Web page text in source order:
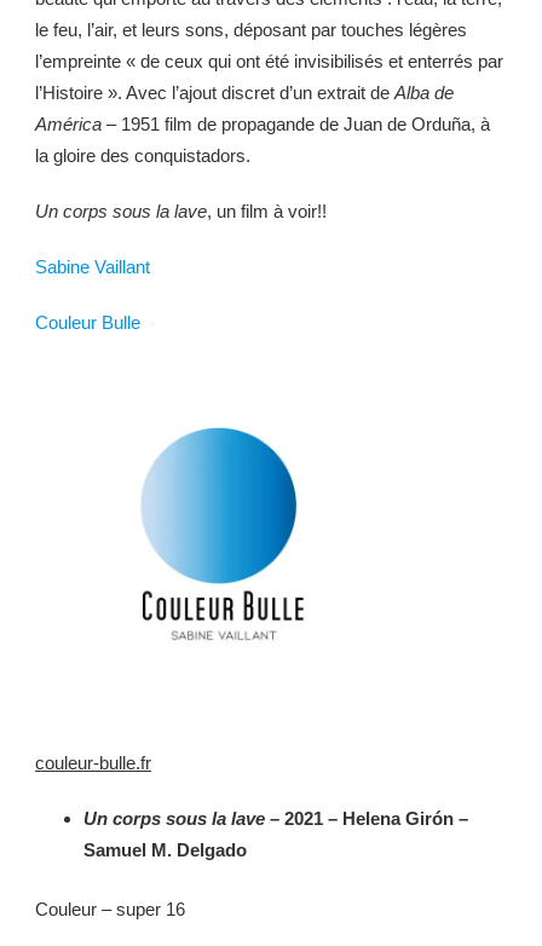
le feu, l’air, et leurs sons, déposant par touches légères
l’empreinte « de ceux qui ont été invisibilisés et enterrés par
l’Histoire ». Avec l’ajout discret d’un extrait de Alba de
América – 1951 film de propagande de Juan de Orduña, à
la gloire des conquistadors.
Un corps sous la lave, un film à voir!!
Sabine Vaillant
Couleur Bulle
couleur-bulle.fr
Un corps sous la lave – 2021 – Helena Girón –
Samuel M. Delgado
Couleur – super 16